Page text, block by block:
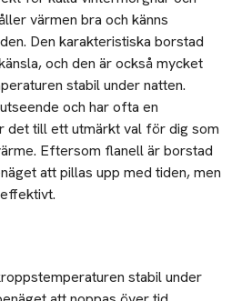
värmen bra och känns
Den karakteristiska borstad
och den är också mycket
stabil under natten.
och har ofta en
det till ett utmärkt val för dig som
Eftersom flanell är borstad
att pillas upp med tiden, men
stabil under